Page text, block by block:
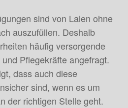
sind von Laien ohne
auszufüllen. Deshalb
häufig versorgende
Pflegekräfte angefragt.
dass auch diese
sind, wenn es um
der richtigen Stelle geht.